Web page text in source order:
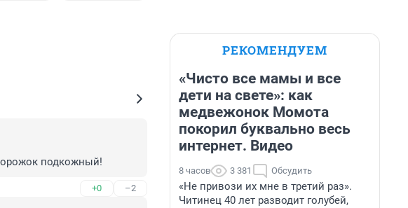
подкожный!
+0 –2
РЕКОМЕНДУЕМ
«Чисто все мамы и все
дети на свете»: как
медвежонок Момота
покорил буквально весь
интернет. Видео
8 часов 3 381 Обсудить
«Не привози их мне в третий раз».
Читинец 40 лет разводит голубей,